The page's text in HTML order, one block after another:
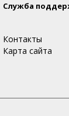
Служба
Контакты
Карта сайта